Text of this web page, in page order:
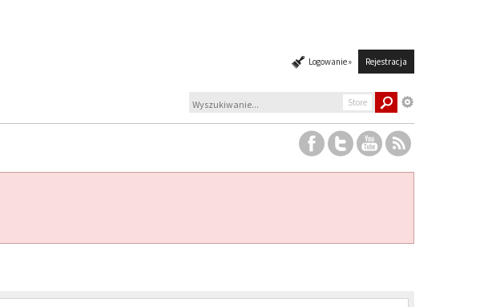
Logowanie » Rejestracja
Store